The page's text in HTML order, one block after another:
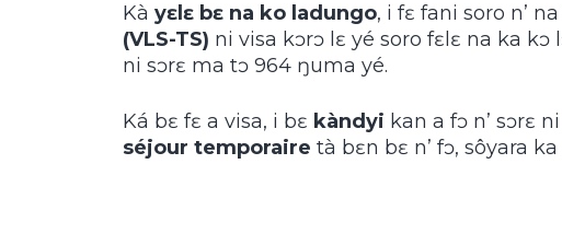
Kà yɛlɛ bɛ na ko ladungo, i fɛ fani soro n’ na
(VLS-TS) ni visa kɔrɔ lɛ yé soro fɛlɛ na ka kɔ
ni sɔrɛ ma tɔ 964 ŋuma yé.
Ká bɛ fɛ a visa, i bɛ kàndyi kan a fɔ n’ sɔrɛ
séjour temporaire tà bɛn bɛ n’ fɔ, sôyara